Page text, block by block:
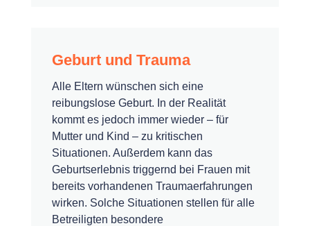
Geburt und Trauma
Alle Eltern wünschen sich eine
reibungslose Geburt. In der Realität
kommt es jedoch immer wieder – für
Mutter und Kind – zu kritischen
Situationen. Außerdem kann das
Geburtserlebnis triggernd bei Frauen mit
bereits vorhandenen Traumaerfahrungen
wirken. Solche Situationen stellen für alle
Betreiligten besondere